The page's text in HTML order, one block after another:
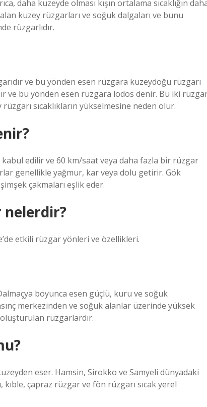
daha kuzeyde olması kışın ortalama sıcaklığın
kuzey rüzgarları ve soğuk dalgaları ve bunu
rüzgarlıdır.
ve bu yönden esen rüzgara kuzeydoğu rüzgarı
ve bu yönden esen rüzgara lodos denir. Bu iki
sıcaklıkların yükselmesine neden olur.
edilir ve 60 km/saat veya daha fazla bir rüzgar
genellikle yağmur, kar veya dolu getirir. Gök
çakmaları eşlik eder.
nelerdir?
etkili rüzgar yönleri ve özellikleri.
boyunca esen güçlü, kuru ve soğuk
merkezinden ve soğuk alanlar üzerinde yüksek
rüzgarlardır.
eser. Hamsin, Sirokko ve Samyeli dünyadaki
çapraz rüzgar ve fön rüzgarı sıcak yerel